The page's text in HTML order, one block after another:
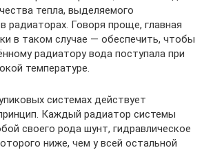
тепла, выделяемого
радиаторах. Говоря проще, главная
в таком случае — обеспечить, чтобы
радиатору вода поступала при
температуре.
системах действует
Каждый радиатор системы
своего рода шунт, гидравлическое
ниже, чем у всей остальной